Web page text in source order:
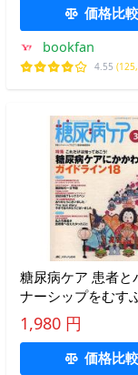
価格比較
bookfan
4.55
糖尿病ケア 患者と
ナーシップをむす
療養援助
3)
1,980 円
価格比較